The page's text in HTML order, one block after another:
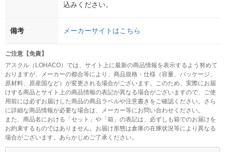
込みください。
備考 メーカーサイトはこちら
ご注意【免責】
アスクル（LOHACO）では、サイト上に最新の商品情報を表示するよう努めて
おりますが、メーカーの都合等により、商品規格・仕様（容量、パッケージ、
原材料、原産国など）が変更される場合がございます。このため、実際にお届
けする商品とサイト上の商品情報の表記が異なる場合がございますので、ご使
用前には必ずお届けした商品の商品ラベルや注意書きをご確認ください。さら
に詳細な商品情報が必要な場合は、メーカー等にお問い合わせください。
また、商品名における「セット」や「箱」の表記は、必ずしも箱でのお届けを
お約束するものではありません。お届け形態は倉庫の在庫状況等により異なる
場合がございます。あらかじめご了承ください。